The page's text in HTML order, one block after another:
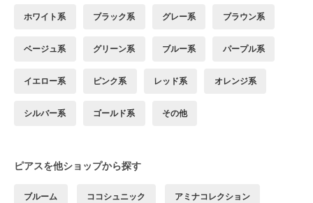
ホワイト系 ブラック系 グレー系 ブラウン系
ベージュ系 グリーン系 ブルー系 パープル系
イエロー系 ピンク系 レッド系 オレンジ系
シルバー系 ゴールド系 その他
ピアスを他ショップから探す
ブルーム ココシュニック アミナコレクション